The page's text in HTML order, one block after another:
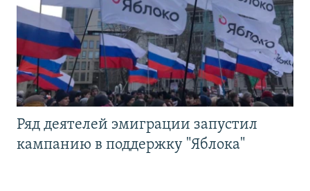
Ряд деятелей эмиграции запустил
кампанию в поддержку "Яблока"